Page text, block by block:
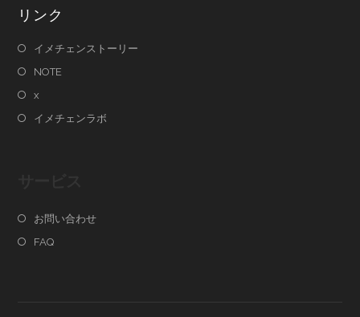
リンク
イメチェンストーリー
NOTE
x
イメチェンラボ
お問い合わせ
FAQ